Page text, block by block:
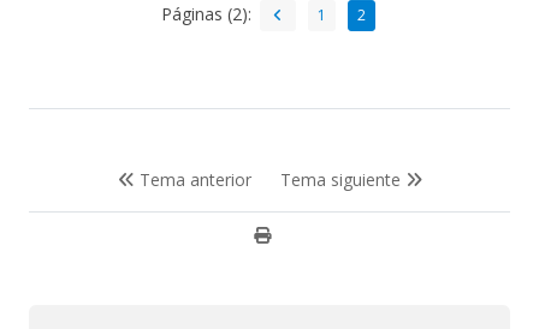
Páginas (2): 1 2
Tema anterior Tema siguiente